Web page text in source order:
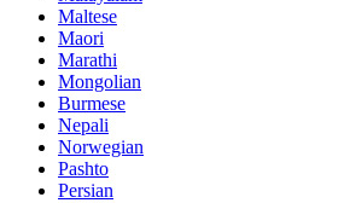
Maltese
Maori
Marathi
Mongolian
Burmese
Nepali
Norwegian
Pashto
Persian